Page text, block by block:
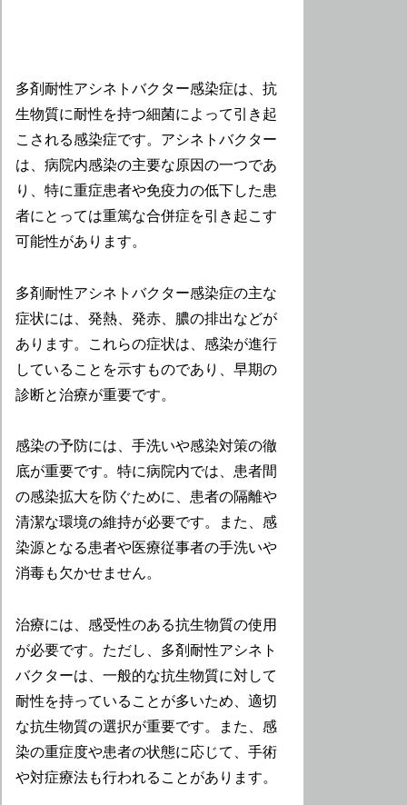
多剤耐性アシネトバクター感染症は、抗
生物質に耐性を持つ細菌によって引き起
こされる感染症です。アシネトバクター
は、病院内感染の主要な原因の一つであ
り、特に重症患者や免疫力の低下した患
者にとっては重篤な合併症を引き起こす
可能性があります。
多剤耐性アシネトバクター感染症の主な
症状には、発熱、発赤、膿の排出などが
あります。これらの症状は、感染が進行
していることを示すものであり、早期の
診断と治療が重要です。
感染の予防には、手洗いや感染対策の徹
底が重要です。特に病院内では、患者間
の感染拡大を防ぐために、患者の隔離や
清潔な環境の維持が必要です。また、感
染源となる患者や医療従事者の手洗いや
消毒も欠かせません。
治療には、感受性のある抗生物質の使用
が必要です。ただし、多剤耐性アシネト
バクターは、一般的な抗生物質に対して
耐性を持っていることが多いため、適切
な抗生物質の選択が重要です。また、感
染の重症度や患者の状態に応じて、手術
や対症療法も行われることがあります。